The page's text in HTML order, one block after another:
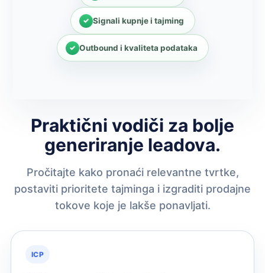
Signali kupnje i tajming
Outbound i kvaliteta podataka
Praktični vodiči za bolje
generiranje leadova.
Pročitajte kako pronaći relevantne tvrtke,
postaviti prioritete tajminga i izgraditi prodajne
tokove koje je lakše ponavljati.
ICP